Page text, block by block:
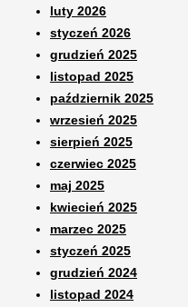
luty 2026
styczeń 2026
grudzień 2025
listopad 2025
październik 2025
wrzesień 2025
sierpień 2025
czerwiec 2025
maj 2025
kwiecień 2025
marzec 2025
styczeń 2025
grudzień 2024
listopad 2024